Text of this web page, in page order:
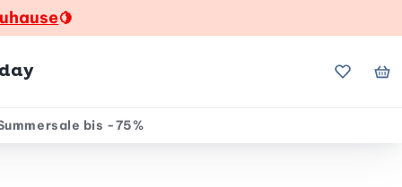
🍋
Meine
bis -75%